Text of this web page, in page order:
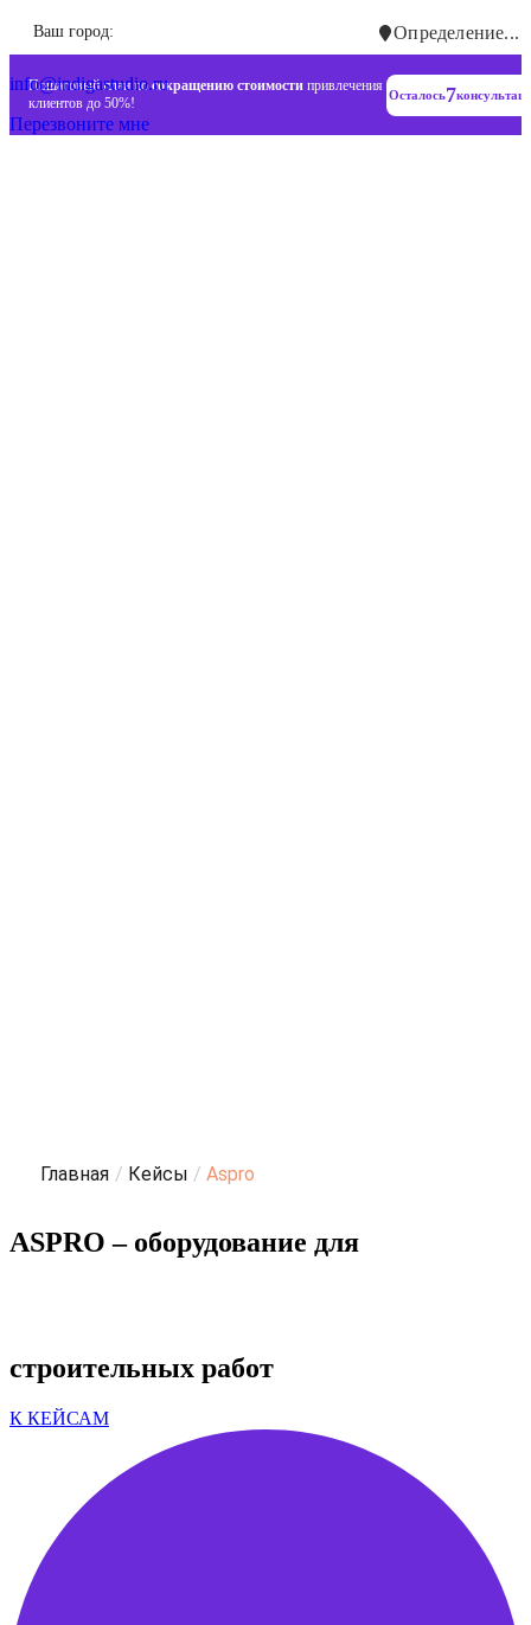
Ваш город: Определение...
Пошаговый план посокращению стоимости привлечения
клиентов до 50%!
Осталось7
+7 (993) 477-18-57
info@indigastudio.ru
Перезвоните мне
Главная / Кейсы / Aspro
ASPRO – оборудование для
строительных работ
К КЕЙСАМ